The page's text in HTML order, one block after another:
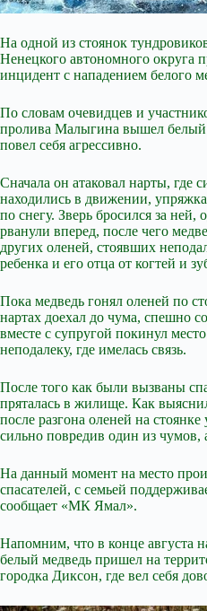
На одной из стоянок
Ненецкого автономного округа
инцидент с нападением белого
По словам очевидцев и
пролива Малыгина вышел белый
повел себя агрессивно.
Сначала он атаковал нарты, где
находились в движении,
по снегу. Зверь бросился за ней,
рванули вперед, после чего
других оленей, стоявших
ребенка и его отца от когтей и
Пока медведь гонял оленей по
нартах доехал до чума, спешно
вместе с супругой покинул
неподалеку, где имелась связь.
После того как были вызваны
пряталась в жилище. Как
после разгона оленей на
сильно повредив один из чумов,
На данный момент на место
спасателей, с семьей
сообщает «МК Ямал».
Напомним, что в конце августа
белый медведь пришел на
городка Диксон, где вел себя